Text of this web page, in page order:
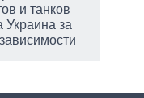
и танков
Украина за